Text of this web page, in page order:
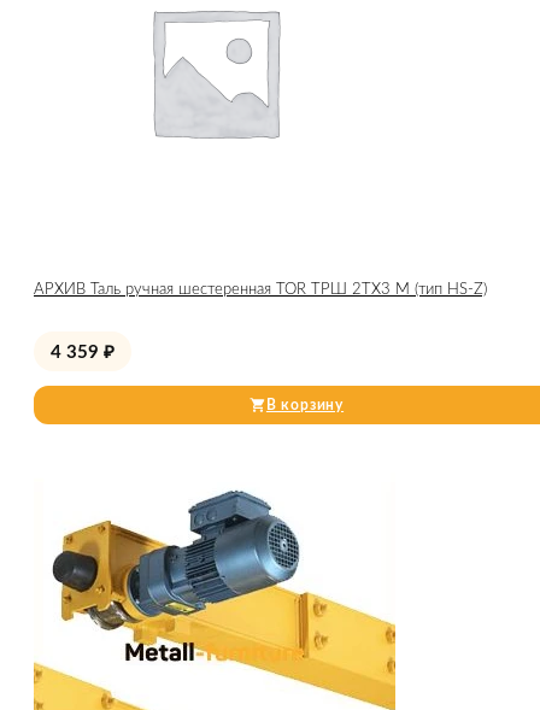
АРХИВ Таль ручная шестеренная TOR ТРШ 2ТХ3 М (тип HS-Z)
4 359 ₽
В корзину